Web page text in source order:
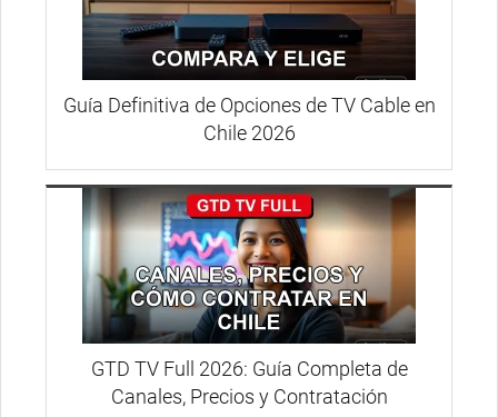
Guía Definitiva de Opciones de TV Cable en
Chile 2026
GTD TV Full 2026: Guía Completa de
Canales, Precios y Contratación